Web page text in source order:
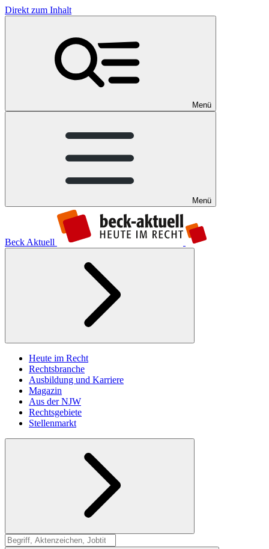
Direkt zum Inhalt
Menü
Menü
Beck Aktuell
Heute im Recht
Rechtsbranche
Ausbildung und Karriere
Magazin
Aus der NJW
Rechtsgebiete
Stellenmarkt
Suche